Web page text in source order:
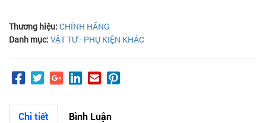
Thương hiệu: CHÍNH HÃNG
Danh mục: VẬT TƯ - PHỤ KIỆN KHÁC
Chi tiết Bình Luận